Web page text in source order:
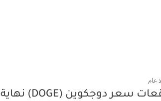
عام
توقعات سعر دوجكوين (DOGE) نهاية